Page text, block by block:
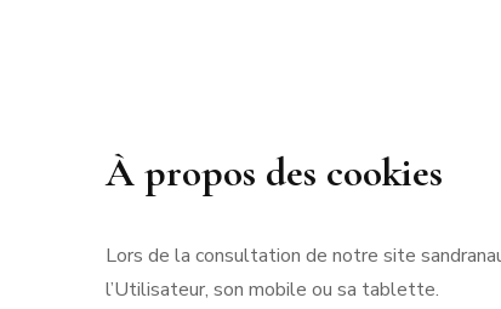
À propos des cookies
Lors de la consultation de notre site
l’Utilisateur, son mobile ou sa tablette.